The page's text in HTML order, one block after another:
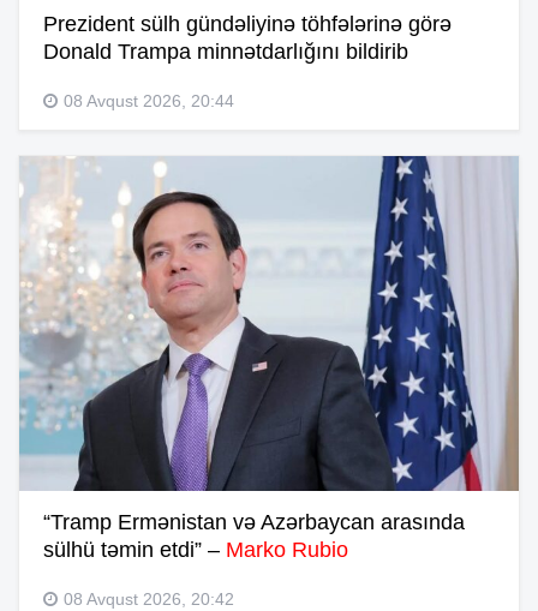
Prezident sülh gündəliyinə töhfələrinə görə
Donald Trampa minnətdarlığını bildirib
08 Avqust 2026, 20:44
“Tramp Ermənistan və Azərbaycan arasında
sülhü təmin etdi” – Marko Rubio
08 Avqust 2026, 20:42